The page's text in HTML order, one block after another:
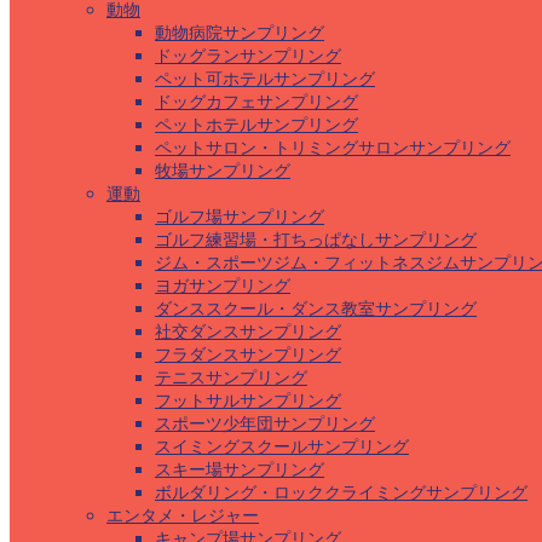
動物
動物病院サンプリング
ドッグランサンプリング
ペット可ホテルサンプリング
ドッグカフェサンプリング
ペットホテルサンプリング
ペットサロン・トリミングサロンサンプリング
牧場サンプリング
運動
ゴルフ場サンプリング
ゴルフ練習場・打ちっぱなしサンプリング
ジム・スポーツジム・フィットネスジムサンプリ
ヨガサンプリング
ダンススクール・ダンス教室サンプリング
社交ダンスサンプリング
フラダンスサンプリング
テニスサンプリング
フットサルサンプリング
スポーツ少年団サンプリング
スイミングスクールサンプリング
スキー場サンプリング
ボルダリング・ロッククライミングサンプリング
エンタメ・レジャー